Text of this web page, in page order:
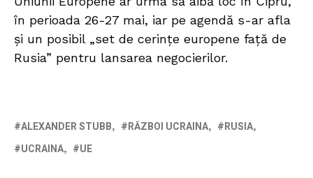
în perioada 26-27 mai, iar pe agendă s-ar afla
și un posibil „set de cerințe europene față de
Rusia” pentru lansarea negocierilor.
ALEXANDER STUBB RĂZBOI UCRAINA
RUSIA
UCRAINA
UE